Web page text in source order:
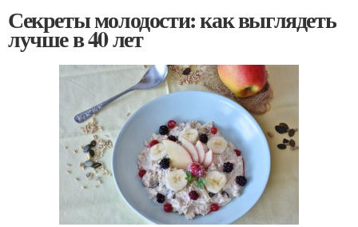
Секреты молодости: как выглядеть
лучше в 40 лет